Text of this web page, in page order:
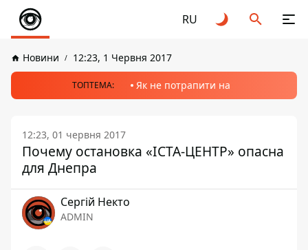
RU
Новини 12:23, 1 Червня 2017
ТОПТЕМА: Як не потрапити на
12:23, 01 червня 2017
Почему остановка «ІСТА-ЦЕНТР» опасна
для Днепра
Сергій Некто
ADMIN